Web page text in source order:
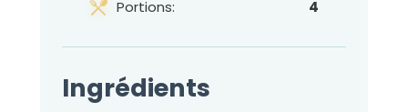
Portions: 4
Ingrédients